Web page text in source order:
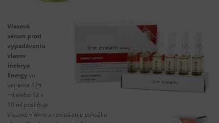
Vlasové
sérum proti
vypadávaniu
vlasov
Inebrya
Energyvo
variante 125
ml alebo 12 x
10 ml posilňuje
vlasové vlákno a revitalizuje pokožku